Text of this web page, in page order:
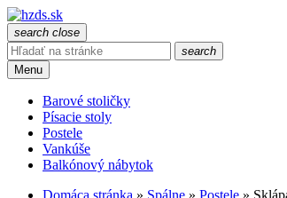
search close
search
Menu
Barové stoličky
Písacie stoly
Postele
Vankúše
Balkónový nábytok
Domáca stránka » Spálne » Postele »